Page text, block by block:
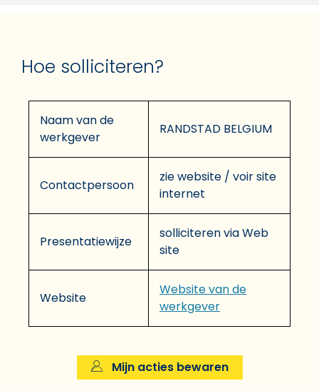
Hoe solliciteren?
Naam van de
werkgever
RANDSTAD BELGIUM
Contactpersoon
zie website / voir site
internet
Presentatiewijze
solliciteren via Web
site
Website
Website van de
werkgever
Mijn acties bewaren